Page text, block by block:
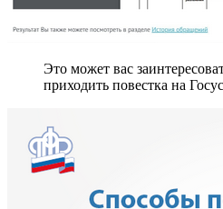
Это может вас
приходить повестка на